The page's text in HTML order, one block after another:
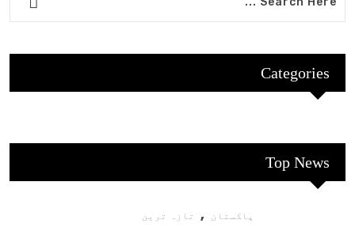
Categories
Top News
پاکستان , تازہ ترین